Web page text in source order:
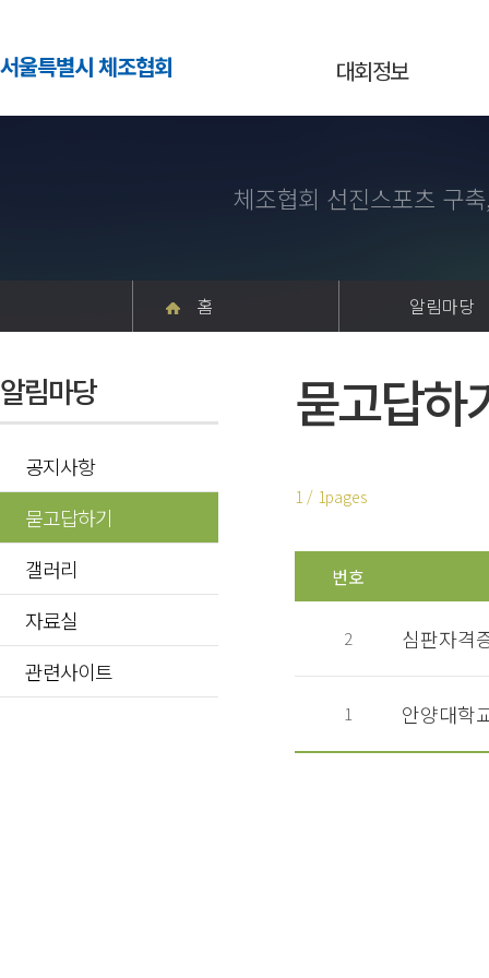
서울특별시 체조협회 대회정보
체조협회 선진스포츠 구
홈 알림마당
알림마당
공지사항
묻고답하기
갤러리
자료실
관련사이트
묻고답하
1 / 1pages
번호
2 심판자격
1